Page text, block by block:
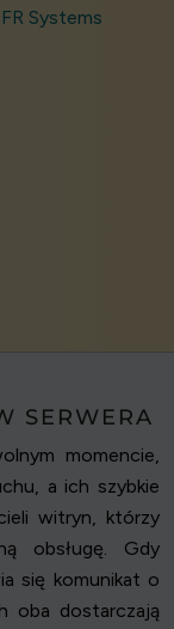
FR Systems
SERWERA
momencie,
a ich szybkie
witryn, którzy
obsługę. Gdy
się komunikat o
oba dostarczają